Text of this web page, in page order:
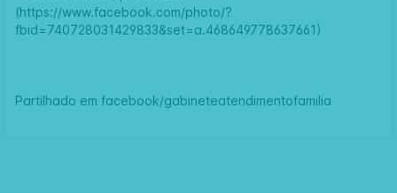
(https://www.facebook.com/photo/?
fbid=740728031429833&set=a.468649778637661)
Partilhado em facebook/gabineteatendimentofamilia